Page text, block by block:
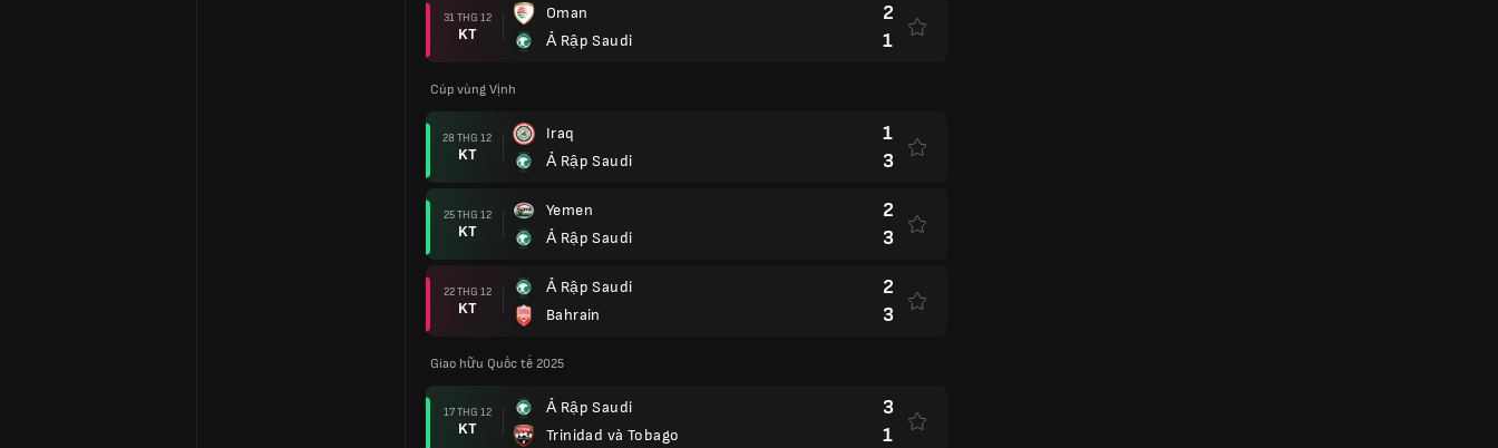
31 THG 12
KT
Oman
Ả Rập Saudi
2
1
Cúp vùng Vịnh
28 THG 12
KT
Iraq
Ả Rập Saudi
1
3
25 THG 12
KT
Yemen
Ả Rập Saudi
2
3
22 THG 12
KT
Ả Rập Saudi
Bahrain
2
3
Giao hữu Quốc tế 2025
17 THG 12
KT
Ả Rập Saudi
Trinidad và Tobago
3
1